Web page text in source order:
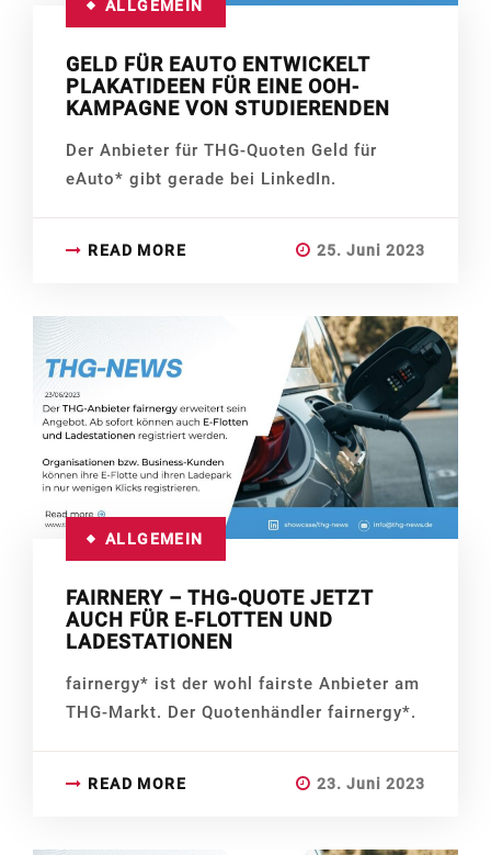
ALLGEMEIN
GELD FÜR EAUTO ENTWICKELT
PLAKATIDEEN FÜR EINE OOH-
KAMPAGNE VON STUDIERENDEN
Der Anbieter für THG-Quoten Geld für
eAuto* gibt gerade bei LinkedIn.
READ MORE 25. Juni 2023
ALLGEMEIN
FAIRNERY – THG-QUOTE JETZT
AUCH FÜR E-FLOTTEN UND
LADESTATIONEN
fairnergy* ist der wohl fairste Anbieter am
THG-Markt. Der Quotenhändler fairnergy*.
READ MORE 23. Juni 2023